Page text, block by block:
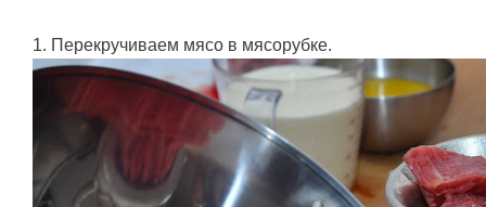
1. Перекручиваем мясо в мясорубке.